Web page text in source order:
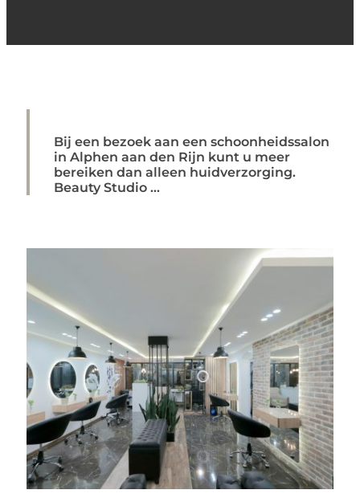
Bij een bezoek aan een schoonheidssalon
in Alphen aan den Rijn kunt u meer
bereiken dan alleen huidverzorging.
Beauty Studio ...